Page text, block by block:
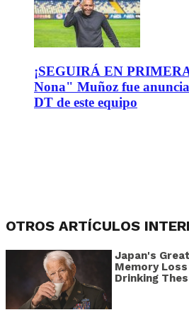
¡SEGUIRÁ EN
Nona" Muñoz fue
DT de este equipo
OTROS ARTÍCULOS
Japan's
Memory
Drinking